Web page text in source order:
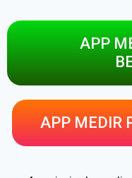
APP
APP MEDIR